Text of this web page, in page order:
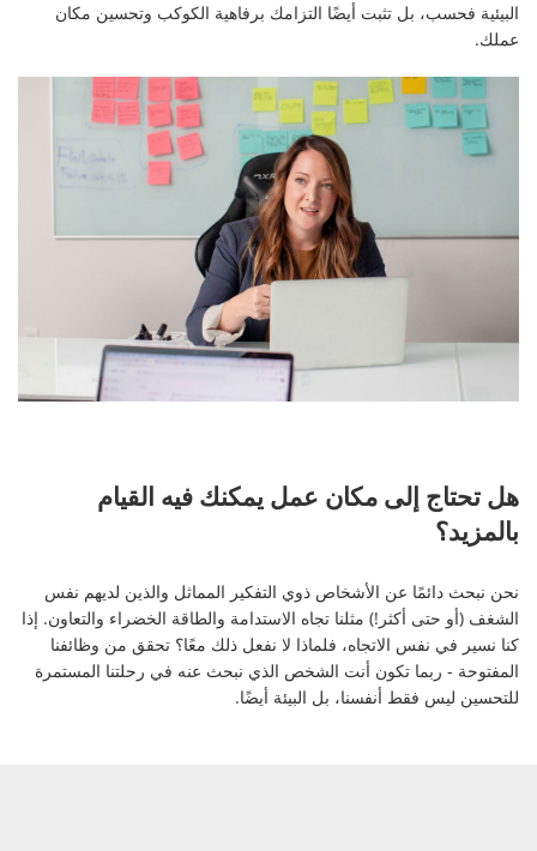
البيئية فحسب، بل تثبت أيضًا التزامك برفاهية الكوكب وتحسين مكان
عملك.
هل تحتاج إلى مكان عمل يمكنك فيه القيام
بالمزيد؟
نحن نبحث دائمًا عن الأشخاص ذوي التفكير المماثل والذين لديهم نفس
الشغف (أو حتى أكثر!) مثلنا تجاه الاستدامة والطاقة الخضراء والتعاون. إذا
كنا نسير في نفس الاتجاه، فلماذا لا نفعل ذلك معًا؟ تحقق من وظائفنا
المفتوحة - ربما تكون أنت الشخص الذي نبحث عنه في رحلتنا المستمرة
للتحسين ليس فقط أنفسنا، بل البيئة أيضًا.